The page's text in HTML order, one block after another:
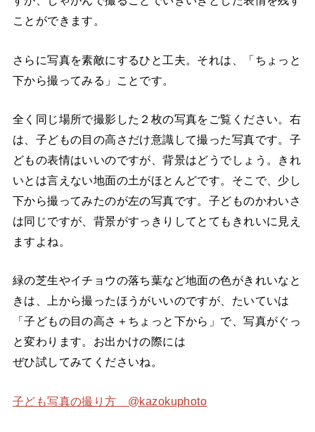
ことができます。
さらに写真を素敵にするひと工夫。それは、「ちょっと
下から撮ってみる」ことです。
全く同じ場所で撮影した２枚の写真をご覧ください。右
は、子どもの目の高さだけ意識して撮った写真です。子
どもの表情はいいのですが、背景はどうでしょう。きれ
いとは言えない地面の土がほとんどです。そこで、少し
下から撮ってみたのが左の写真です。子どものかわいさ
は同じですが、背景がすっきりしてとてもきれいに見え
ますよね。
緑の芝生やイチョウの落ち葉など地面の色がきれいなと
きは、上から撮ったほうがいいのですが、たいていは
「子どもの目の高さ＋ちょっと下から」で、写真がぐっ
と変わります。お出かけの際には
ぜひ試してみてくださいね。
子ども写真の撮り方 @kazokuphoto